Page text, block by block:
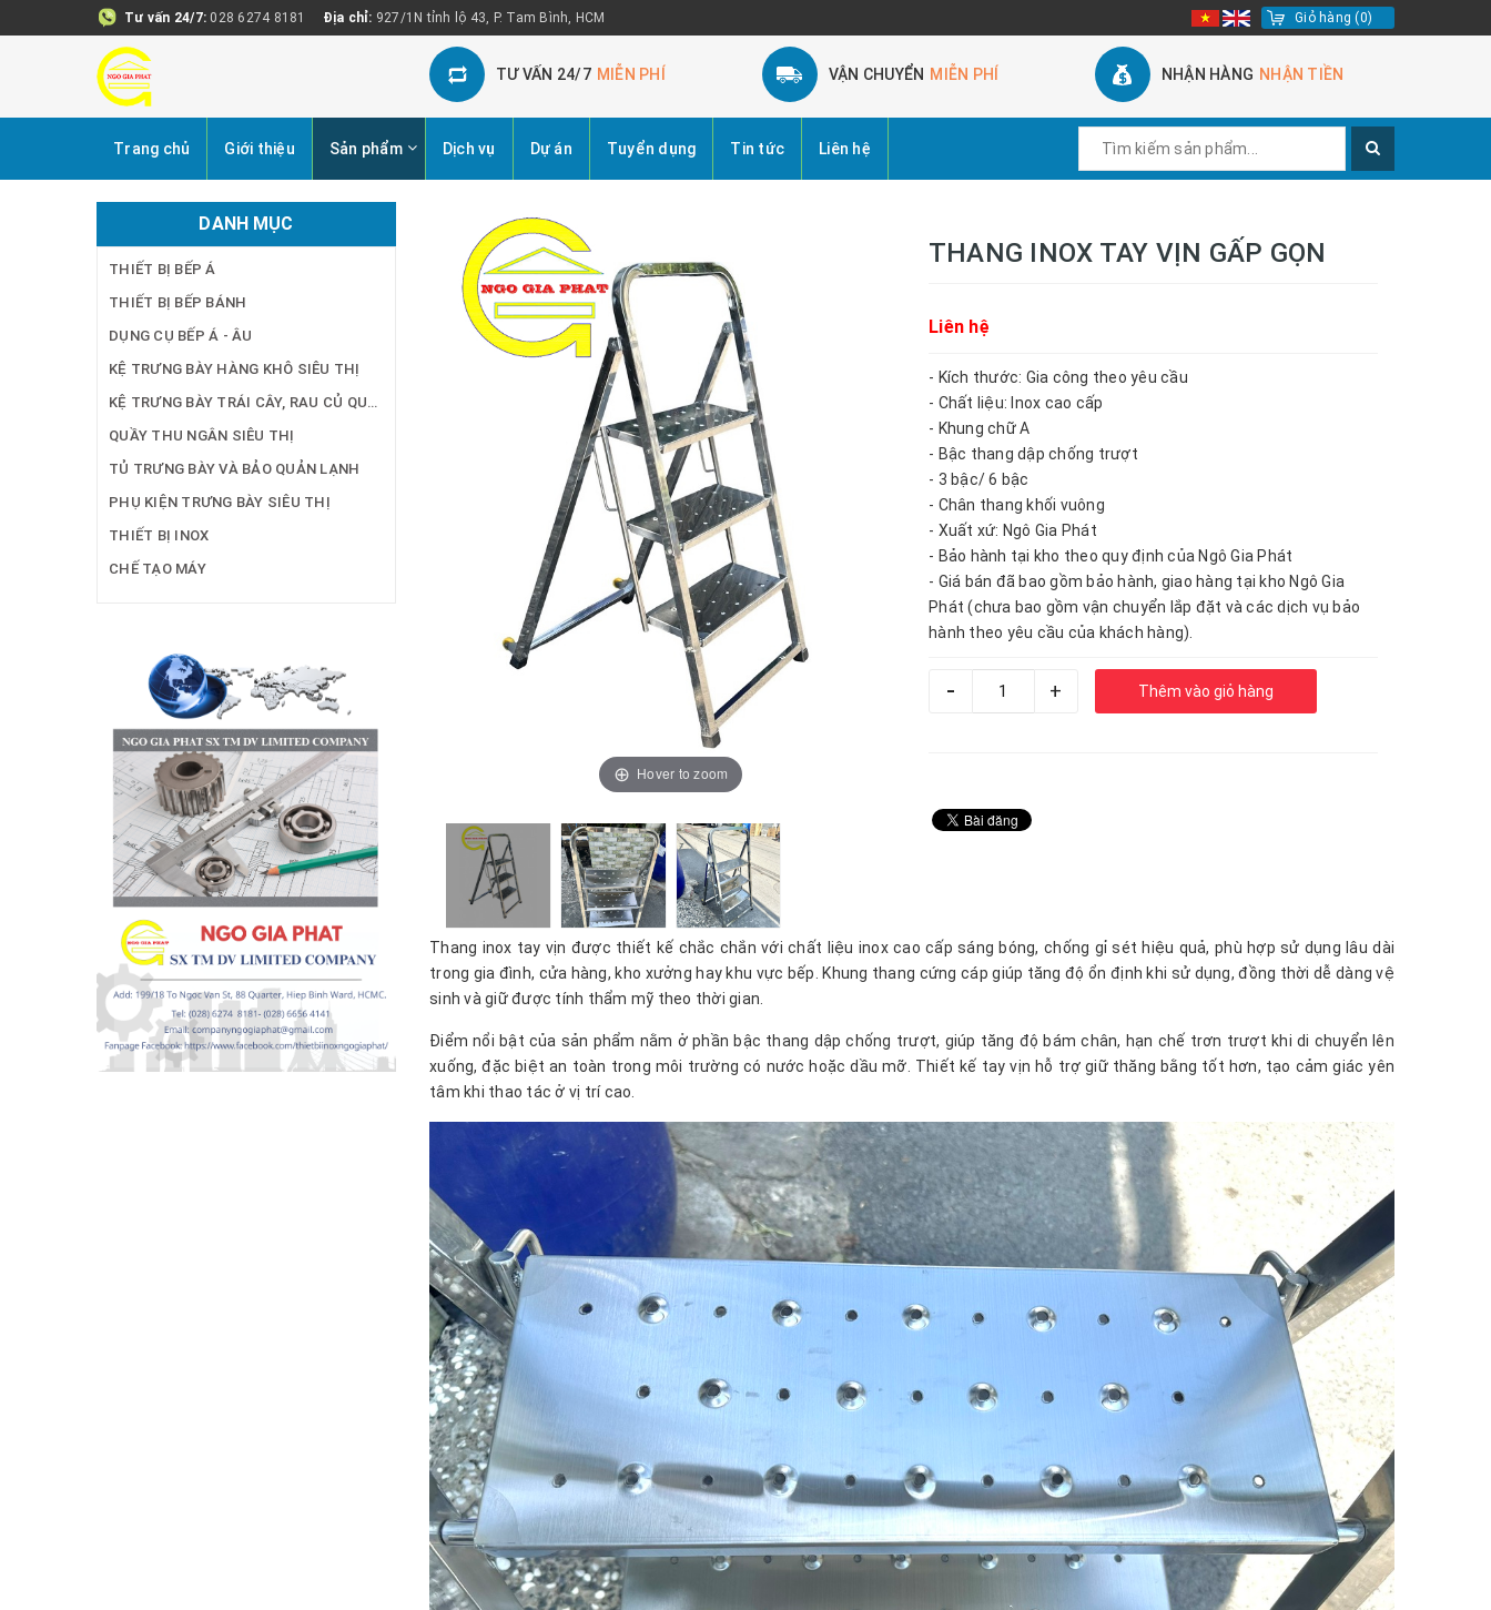
Tư vấn 24/7: 028 6274 8181 Địa chỉ: 927/1N tỉnh lộ 43, P. Tam Bình, HCM Giỏ hàng (0)
TƯ VẤN 24/7 MIỄN PHÍ VẬN CHUYỂN MIỄN PHÍ NHẬN HÀNG NHẬN TIỀN
Trang chủ Giới thiệu Sản phẩm Dịch vụ Dự án Tuyển dụng Tin tức Liên hệ
Hover to zoom
THANG INOX TAY VỊN GẤP GỌN
Liên hệ
- Kích thước: Gia công theo yêu cầu
- Chất liệu: Inox cao cấp
- Khung chữ A
- Bậc thang dập chống trượt
- 3 bậc/ 6 bậc
- Chân thang khối vuông
- Xuất xứ: Ngô Gia Phát
- Bảo hành tại kho theo quy định của Ngô Gia Phát
- Giá bán đã bao gồm bảo hành, giao hàng tại kho Ngô Gia
Phát (chưa bao gồm vận chuyển lắp đặt và các dịch vụ bảo
hành theo yêu cầu của khách hàng).
- + Thêm vào giỏ hàng
Thang inox tay vịn được thiết kế chắc chắn với chất liệu inox cao cấp sáng bóng, chống gỉ sét hiệu quả, phù hợp sử dụng lâu dài
trong gia đình, cửa hàng, kho xưởng hay khu vực bếp. Khung thang cứng cáp giúp tăng độ ổn định khi sử dụng, đồng thời dễ dàng vệ
sinh và giữ được tính thẩm mỹ theo thời gian.
Điểm nổi bật của sản phẩm nằm ở phần bậc thang dập chống trượt, giúp tăng độ bám chân, hạn chế trơn trượt khi di chuyển lên
xuống, đặc biệt an toàn trong môi trường có nước hoặc dầu mỡ. Thiết kế tay vịn hỗ trợ giữ thăng bằng tốt hơn, tạo cảm giác yên
tâm khi thao tác ở vị trí cao.
DANH MỤC
THIẾT BỊ BẾP Á
THIẾT BỊ BẾP BÁNH
DỤNG CỤ BẾP Á - ÂU
KỆ TRƯNG BÀY HÀNG KHÔ SIÊU THỊ
QUẦY THU NGÂN SIÊU THỊ
TỦ TRƯNG BÀY VÀ BẢO QUẢN LẠNH
PHỤ KIỆN TRƯNG BÀY SIÊU THỊ
THIẾT BỊ INOX
CHẾ TẠO MÁY